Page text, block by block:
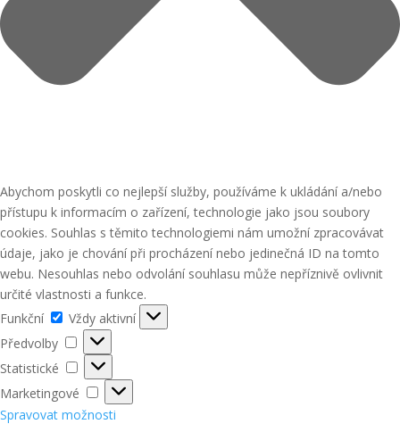
Abychom poskytli co nejlepší služby, používáme k ukládání a/nebo
přístupu k informacím o zařízení, technologie jako jsou soubory
cookies. Souhlas s těmito technologiemi nám umožní zpracovávat
údaje, jako je chování při procházení nebo jedinečná ID na tomto
webu. Nesouhlas nebo odvolání souhlasu může nepříznivě ovlivnit
určité vlastnosti a funkce.
Funkční
Funkční
Vždy aktivní
Předvolby
Předvolby
Statistické
Statistické
Marketingové
Marketingové
Spravovat možnosti